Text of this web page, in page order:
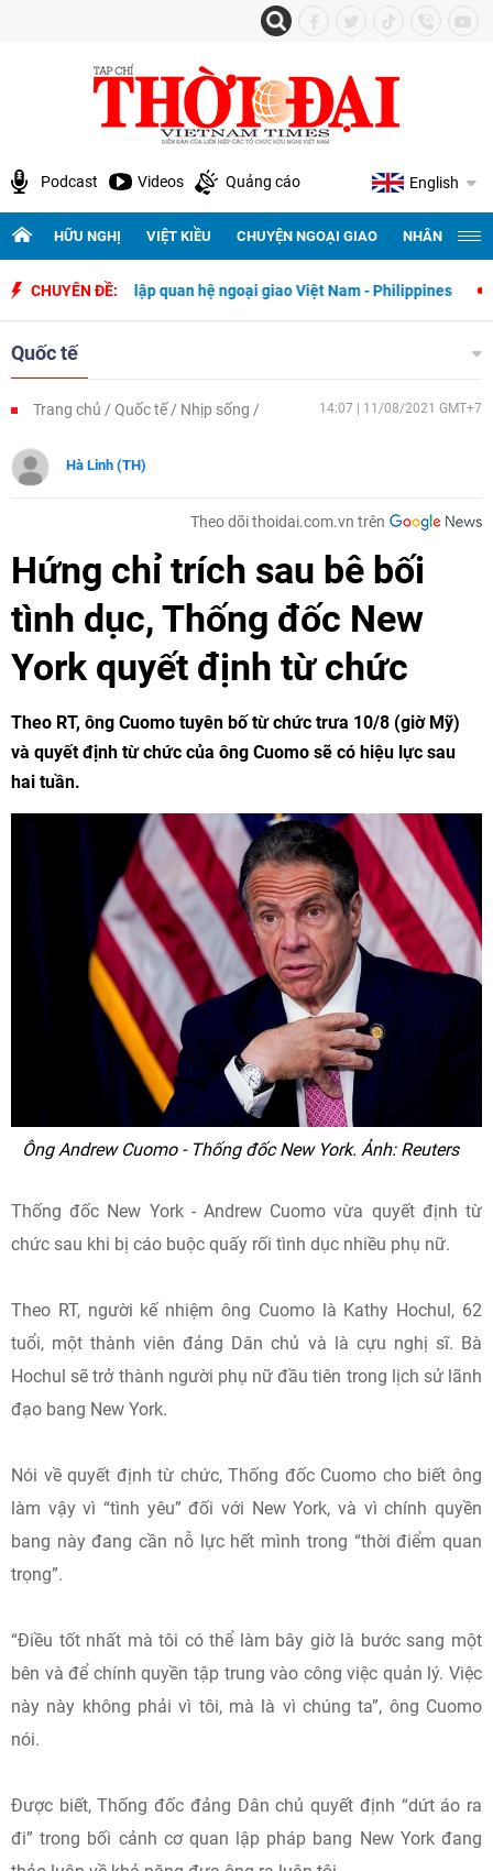
Podcast Videos Quảng cáo English
HỮU NGHỊ VIỆT KIỀU CHUYỆN NGOẠI GIAO NHÂN
CHUYÊN ĐỀ:
thiết lập quan hệ ngoại giao Việt Nam - Philippines 500 ngày
Quốc tế
Trang chủ Quốc tế Nhịp sống 14:07 | 11/08/2021 GMT+7
Hà Linh (TH)
Theo dõi thoidai.com.vn trên
Hứng chỉ trích sau bê bối
tình dục, Thống đốc New
York quyết định từ chức
Theo RT, ông Cuomo tuyên bố từ chức trưa 10/8 (giờ Mỹ)
và quyết định từ chức của ông Cuomo sẽ có hiệu lực sau
hai tuần.
Ông Andrew Cuomo - Thống đốc New York. Ảnh: Reuters
Thống đốc New York - Andrew Cuomo vừa quyết định từ
chức sau khi bị cáo buộc quấy rối tình dục nhiều phụ nữ.
Theo RT, người kế nhiệm ông Cuomo là Kathy Hochul, 62
tuổi, một thành viên đảng Dân chủ và là cựu nghị sĩ. Bà
Hochul sẽ trở thành người phụ nữ đầu tiên trong lịch sử lãnh
đạo bang New York.
Nói về quyết định từ chức, Thống đốc Cuomo cho biết ông
làm vậy vì “tình yêu” đối với New York, và vì chính quyền
bang này đang cần nỗ lực hết mình trong “thời điểm quan
trọng”.
“Điều tốt nhất mà tôi có thể làm bây giờ là bước sang một
bên và để chính quyền tập trung vào công việc quản lý. Việc
này này không phải vì tôi, mà là vì chúng ta”, ông Cuomo
nói.
Được biết, Thống đốc đảng Dân chủ quyết định “dứt áo ra
đi” trong bối cảnh cơ quan lập pháp bang New York đang